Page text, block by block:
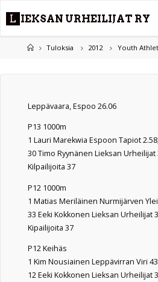
L IEKSAN URHEILIJAT RY
HomeTuloksia 2012 Youth
Leppävaara, Espoo 26.06
P13 1000m
1 Lauri Marekwia Espoon Tapiot
30 Timo Ryynänen Lieksan Urheilijat
Kilpailijoita 37
P12 1000m
1 Matias Meriläinen Nurmijärven
33 Eeki Kokkonen Lieksan Urheilijat
Kipailijoita 37
P12 Keihäs
1 Kim Nousiainen Leppävirran Viri
12 Eeki Kokkonen Lieksan Urheilijat